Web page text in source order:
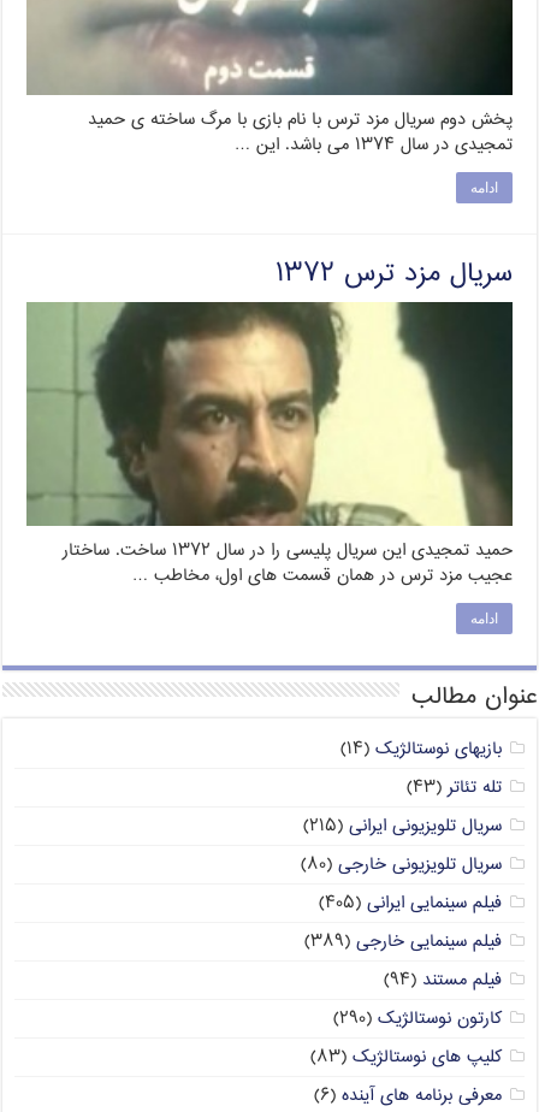
پخش دوم سریال مزد ترس با نام بازی با مرگ ساخته ی حمید
تمجیدی در سال ۱۳۷۴ می باشد. این …
ادامه
سریال مزد ترس ۱۳۷۲
حمید تمجیدی این سریال پلیسی را در سال ۱۳۷۲ ساخت. ساختار
عجیب مزد ترس در همان قسمت های اول، مخاطب …
ادامه
عنوان مطالب
بازیهای نوستالژیک (۱۴)
تله تئاتر (۴۳)
سریال تلویزیونی ایرانی (۲۱۵)
سریال تلویزیونی خارجی (۸۰)
فیلم سینمایی ایرانی (۴۰۵)
فیلم سینمایی خارجی (۳۸۹)
فیلم مستند (۹۴)
کارتون نوستالژیک (۲۹۰)
کلیپ های نوستالژیک (۸۳)
معرفی برنامه های آینده (۶)